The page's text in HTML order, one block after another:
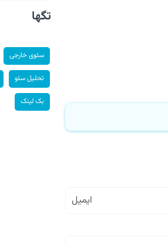
تگها
سئوی خارجی
تحلیل سئو
بک لینک